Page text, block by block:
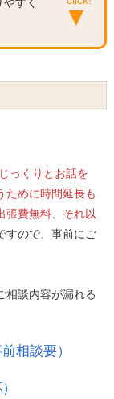
じっくりとお話を
ために時間延長も
張費無料、それ以
すので、事前にご
相談内容が漏れる
相談要）